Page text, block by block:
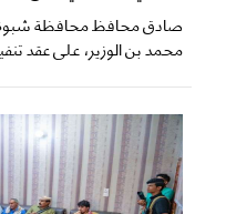
صادق محافظ محافظة
محمد بن الوزير، على عقد